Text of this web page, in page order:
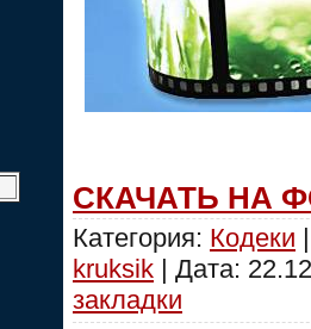
СКАЧАТЬ НА
Категория: Кодеки
kruksik | Дата:
закладки